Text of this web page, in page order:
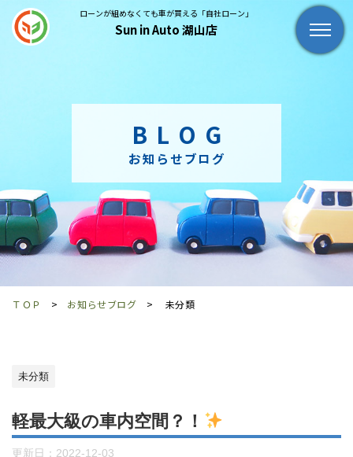
ローンが組めなくても車が買える「自社ローン」
Sun in Auto 湖山店
BLOG
お知らせブログ
ＴＯＰ お知らせブログ 未分類
未分類
軽最大級の車内空間？！
更新日： 2022-12-03